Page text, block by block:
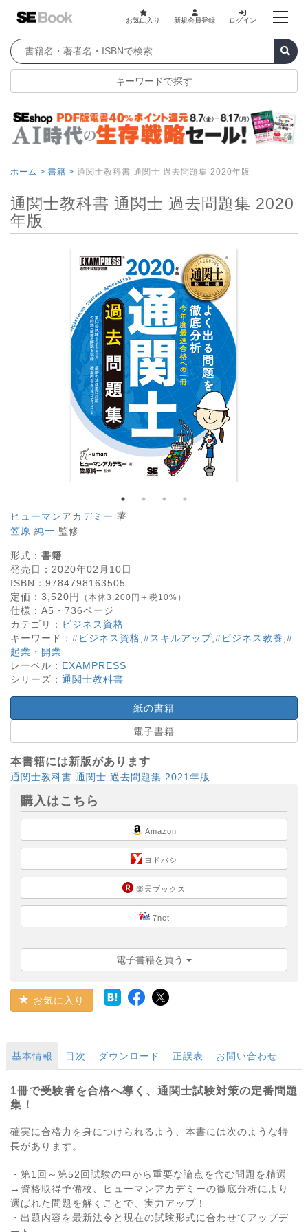
お気に入り 新規会員登録 ログイン
キーワードで探す
ホーム > 書籍 > 通関士教科書 通関士 過去問題集 2020年版
通関士教科書 通関士 過去問題集 2020
年版
ヒューマンアカデミー 著
笠原 純一 監修
形式： 書籍
発売日： 2020年02月10日
ISBN： 9784798163505
定価： 3,520円 （本体3,200円＋税10%）
仕様： A5・ 736ページ
カテゴリ： ビジネス資格
キーワード： #ビジネス資格 #スキルアップ #ビジネス教養 #
起業・開業
レーベル： EXAMPRESS
シリーズ： 通関士教科書
紙の書籍
電子書籍
本書籍には新版があります
通関士教科書 通関士 過去問題集 2021年版
購入はこちら
Amazon
ヨドバシ
楽天ブックス
7net
電子書籍を買う
お気に入り
基本情報 目次 ダウンロード 正誤表 お問い合わせ
1冊で受験者を合格へ導く、通関士試験対策の定番問題
集！
確実に合格力を身につけられるよう、本書には次のような特
長があります。
・第1回～第52回試験の中から重要な論点を含む問題を精選
→資格取得予備校、ヒューマンアカデミーの徹底分析により
選ばれた問題を解くことで、実力アップ！
・出題内容を最新法令と現在の試験形式に合わせてアップデ